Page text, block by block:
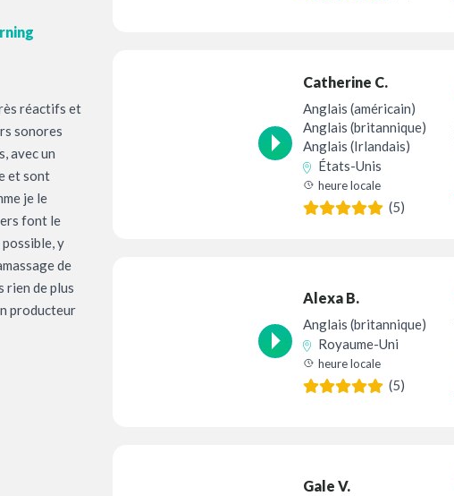
réactifs et
sonores
avec un
et sont
je le
font le
y
de
rien de plus
producteur
Catherine C.
Anglais (américain)
Anglais (britannique)
Anglais (Irlandais)
États-Unis
heure locale
(5)
Alexa B.
Anglais (britannique)
Royaume-Uni
heure locale
(5)
Gale V.